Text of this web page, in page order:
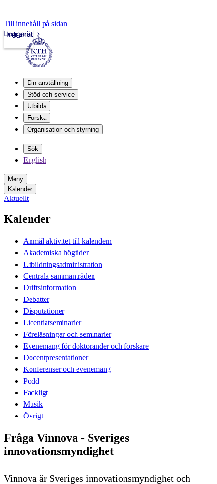
Till innehåll på sidan
Intranät
Logga in
Din anställning
Stöd och service
Utbilda
Forska
Organisation och styrning
Sök
English
Meny
Kalender
Aktuellt
Kalender
Anmäl aktivitet till kalendern
Akademiska högtider
Utbildningsadministration
Centrala sammanträden
Driftsinformation
Debatter
Disputationer
Licentiatseminarier
Föreläsningar och seminarier
Evenemang för doktorander och forskare
Docentpresentationer
Konferenser och evenemang
Podd
Fackligt
Musik
Övrigt
Fråga Vinnova - Sveriges
innovationsmyndighet
Vinnova är Sveriges innovationsmyndighet och